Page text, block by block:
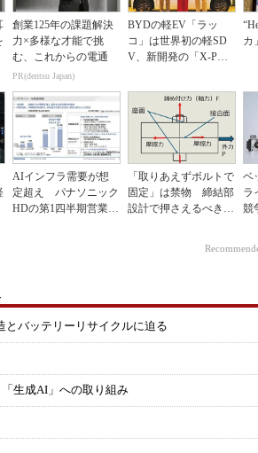
創業125年の課題解決
力×多様な才能で挑
む、これからの電通
PR(dentsu Japan)
BYDの軽EV「ラッ
コ」は世界初の軽SD
V、新開発の「X-PAC
カ
AIインフラ需要が想
定超え パナソニック
HDの第1四半期営業利
「取りあえずボルトで
固定」は禁物 締結部
設計で押さえるべき基
ベ
ラ
競
とバッテリーリサイクルに迫る
生成AI」への取り組み